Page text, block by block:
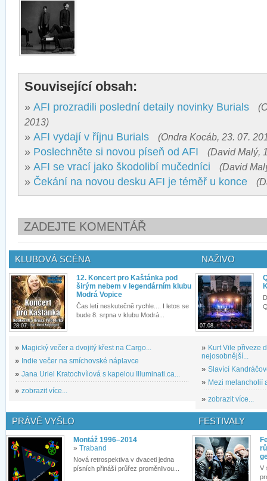
Související obsah:
» AFI prozradili poslední detaily novinky Burials
2013)
» AFI vydají v říjnu Burials (Ondra Kocáb, 23. 07.
» Poslechněte si novou píseň od AFI (David Malý,
» AFI se vrací jako škodolibí mučedníci (David
» Čekání na novou desku AFI je téměř u konce
ZADEJTE KOMENTÁŘ
KLUBOVÁ SCÉNA
28.07.
12. Koncert pro Kaštánka pod
širým nebem v legendárním klubu
Modrá Vopice
Čas letí neskutečně rychle.... I letos se
bude 8. srpna v klubu Modrá...
» Magický večer a dvojitý křest na Cargo...
» Indie večer na smíchovské náplavce
» Jana Uriel Kratochvílová s kapelou Illuminati.ca...
» zobrazit více...
NAŽIVO
07.08.
» Kurt Vile přiveze
nejosobnější...
» Slavící
» Mezi melancholií
» zobrazit více...
PRÁVĚ VYŠLO
Montáž 1996–2014
» Traband
Nová retrospektiva v dvaceti jedna
písních přináší průřez proměnlivou...
FESTIVALY
V